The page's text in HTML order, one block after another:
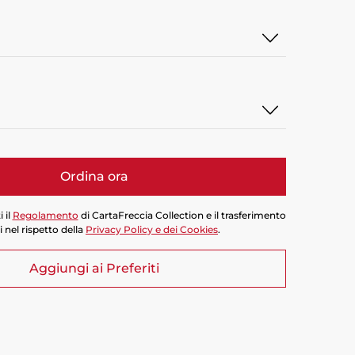
Ordina ora
il Regolamento di CartaFreccia Collection e il trasferimento
nel rispetto della Privacy Policy e dei Cookies.
Aggiungi ai Preferiti